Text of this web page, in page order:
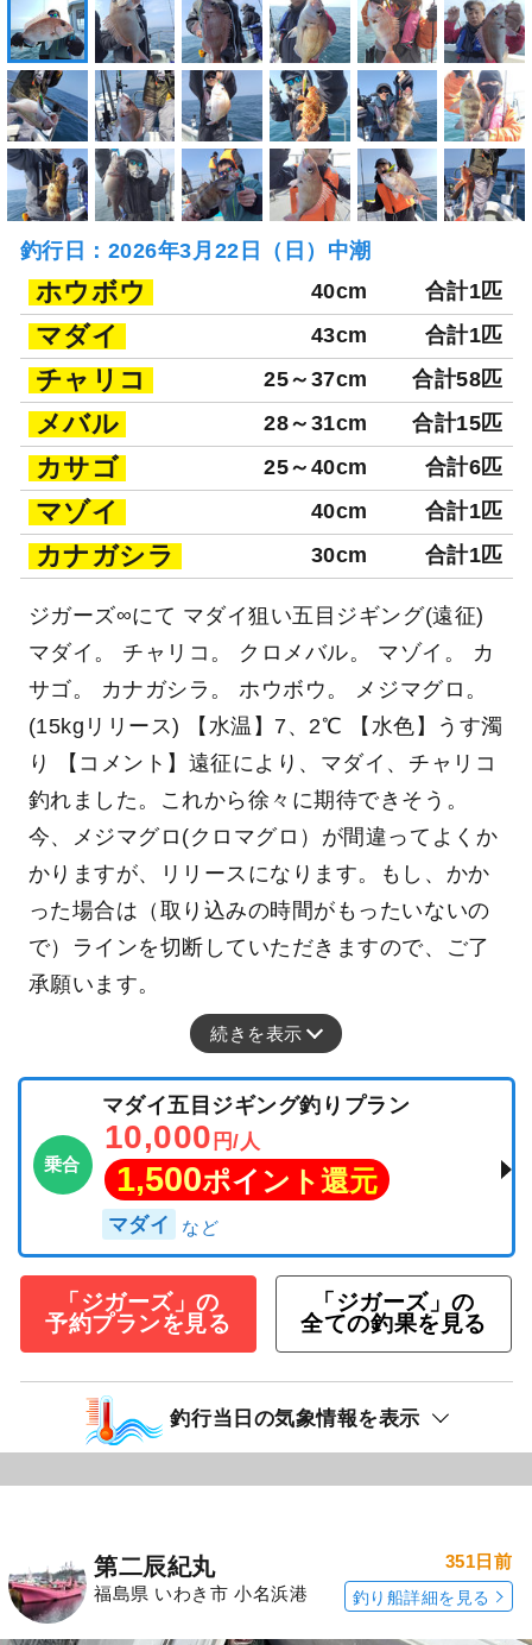
釣行日：2026年3月22日（日）中潮
ホウボウ 40cm 合計1匹
マダイ 43cm 合計1匹
チャリコ 25～37cm 合計58匹
メバル 28～31cm 合計15匹
カサゴ 25～40cm 合計6匹
マゾイ 40cm 合計1匹
カナガシラ 30cm 合計1匹
ジガーズ∞にて マダイ狙い五目ジギング(遠征)
マダイ。 チャリコ。 クロメバル。 マゾイ。 カ
サゴ。 カナガシラ。 ホウボウ。 メジマグロ。
(15kgリリース) 【水温】7、2℃ 【水色】うす濁
り 【コメント】遠征により、マダイ、チャリコ
釣れました。これから徐々に期待できそう。
今、メジマグロ(クロマグロ）が間違ってよくか
かりますが、リリースになります。もし、かか
った場合は（取り込みの時間がもったいないの
で）ラインを切断していただきますので、ご了
承願います。
続きを表示
乗合
マダイ五目ジギング釣りプラン
10,000 円/人
1,500ポイント還元
マダイ
「ジガーズ」の
予約プランを見る
「ジガーズ」の
全ての釣果を見る
釣行当日の気象情報を表示
第二辰紀丸
福島県 いわき市 小名浜港
351日前
釣り船詳細を見る